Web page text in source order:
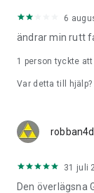
6
ändrar min rutt
1 person tyckte
Var detta till hjälp?
31 juli
Den överlägsna